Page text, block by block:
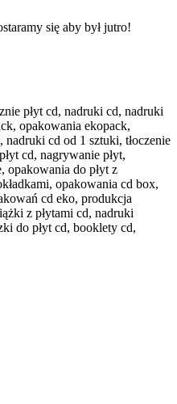
się aby był jutro!
płyt cd, nadruki cd, nadruki
opakowania ekopack,
cd od 1 sztuki, tłoczenie
cd, nagrywanie płyt,
opakowania do płyt z
opakowania cd box,
cd eko, produkcja
z płytami cd, nadruki
do płyt cd, booklety cd,